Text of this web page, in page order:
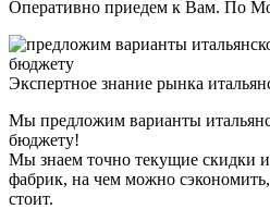
Оперативно приедем к Вам. По
Экспертное знание рынка
Мы предложим варианты
бюджету!
Мы знаем точно текущие скидки
фабрик, на чем можно
стоит.